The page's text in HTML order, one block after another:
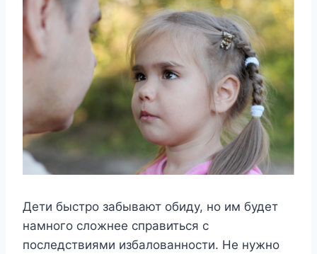
Дети быстро забывают обиду, но им будет
намного сложнее справиться с
последствиями избалованности. Не нужно